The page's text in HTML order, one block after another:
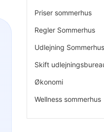
Priser sommerhus
Regler Sommerhus
Udlejning Sommerhus
Skift
Økonomi
Wellness sommerhus